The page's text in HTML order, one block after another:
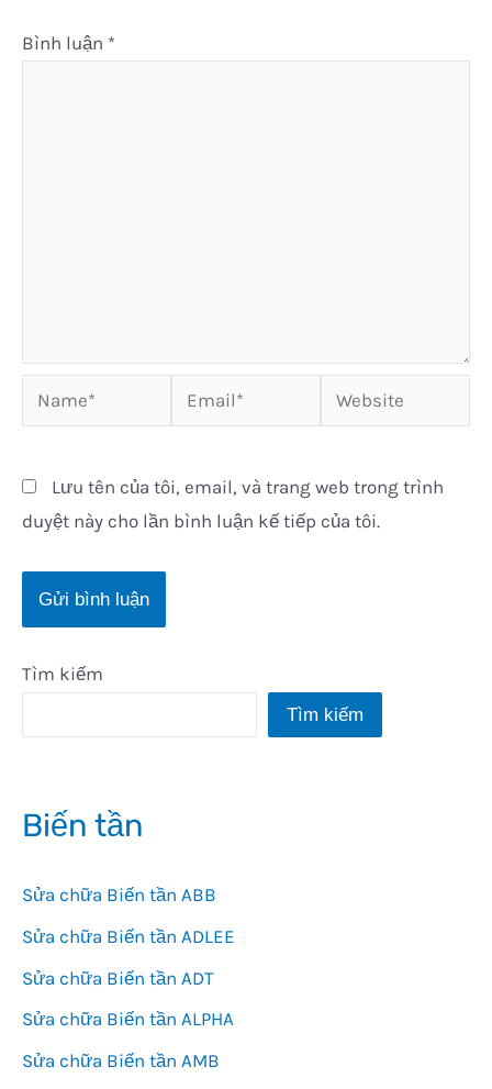
Tìm kiếm
Tìm kiếm
Biến tần
Sửa chữa Biến tần ABB
Sửa chữa Biến tần ADLEE
Sửa chữa Biến tần ADT
Sửa chữa Biến tần ALPHA
Sửa chữa Biến tần AMB
Bình luận *
Name* Email* Website
Lưu tên của tôi, email, và trang web trong trình
duyệt này cho lần bình luận kế tiếp của tôi.